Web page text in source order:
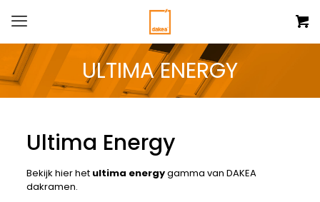
ULTIMA ENERGY
Ultima Energy
Bekijk hier het ultima energygamma van DAKEA
dakramen.